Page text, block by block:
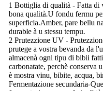
1 Bottiglia di qualità - Fatta di
bona qualità.U fondu fermu
superficia.Amber, pare bellu
durable à u stessu tempu.
2 Prutezzione UV -
prutege a vostra bevanda da
almacenà ogni tipu di bibii
carbonatate, perchè conserva
è mostra vinu, bibite, acqua,
Fermentazione secundaria-